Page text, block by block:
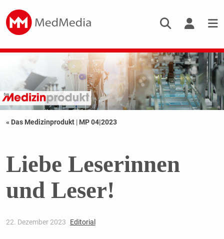
« Das Medizinprodukt | MP 04|2023
Liebe Leserinnen
und Leser!
22. Dezember 2023 Editorial